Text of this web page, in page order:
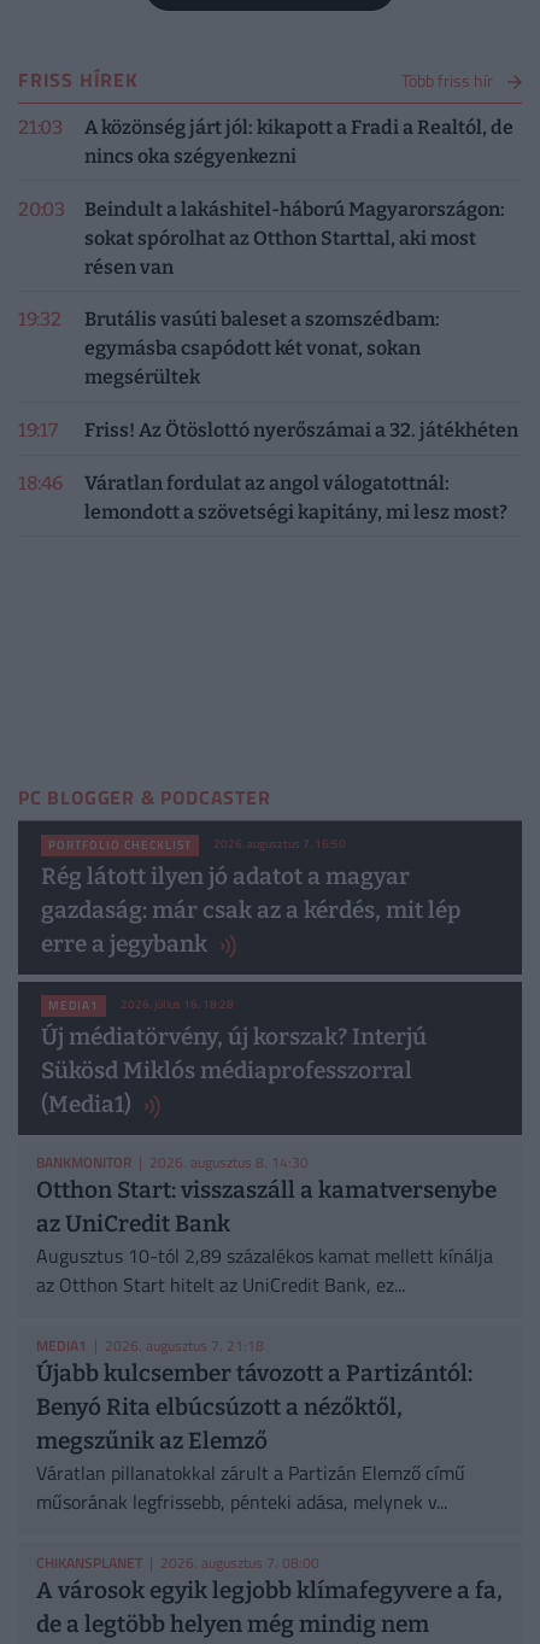
FRISS HÍREK Több friss hír
21:03
A közönség járt jól: kikapott a Fradi a Realtól, de
nincs oka szégyenkezni
20:03
Beindult a lakáshitel-háború Magyarországon:
sokat spórolhat az Otthon Starttal, aki most
résen van
19:32
Brutális vasúti baleset a szomszédbam:
egymásba csapódott két vonat, sokan
megsérültek
19:17 Friss! Az Ötöslottó nyerőszámai a 32. játékhéten
18:46
Váratlan fordulat az angol válogatottnál:
lemondott a szövetségi kapitány, mi lesz most?
PC BLOGGER & PODCASTER
PORTFOLIO CHECKLIST 2026. augusztus 7. 16:50
Rég látott ilyen jó adatot a magyar
gazdaság: már csak az a kérdés, mit lép
erre a jegybank
MEDIA1 2026. július 16. 18:28
Új médiatörvény, új korszak? Interjú
Sükösd Miklós médiaprofesszorral
(Media1)
BANKMONITOR | 2026. augusztus 8. 14:30
Otthon Start: visszaszáll a kamatversenybe
az UniCredit Bank
Augusztus 10-tól 2,89 százalékos kamat mellett kínálja
az Otthon Start hitelt az UniCredit Bank, ez...
MEDIA1 | 2026. augusztus 7. 21:18
Újabb kulcsember távozott a Partizántól:
Benyó Rita elbúcsúzott a nézőktől,
megszűnik az Elemző
Váratlan pillanatokkal zárult a Partizán Elemző című
műsorának legfrissebb, pénteki adása, melynek v...
CHIKANSPLANET | 2026. augusztus 7. 08:00
A városok egyik legjobb klímafegyvere a fa,
de a legtöbb helyen még mindig nem